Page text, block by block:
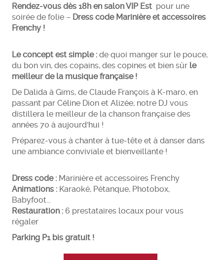
Rendez-vous dès 18h en salon VIP Est pour une
soirée de folie – Dress code Marinière et accessoires
Frenchy !
Le concept est simple : de quoi manger sur le pouce,
du bon vin, des copains, des copines et bien sûr le
meilleur de la musique française !
De Dalida à Gims, de Claude François à K-maro, en
passant par Céline Dion et Alizée, notre DJ vous
distillera le meilleur de la chanson française des
années 70 à aujourd'hui !
Préparez-vous à chanter à tue-tête et à danser dans
une ambiance conviviale et bienveillante !
Dress code : Marinière et accessoires Frenchy
Animations : Karaoké, Pétanque, Photobox,
Babyfoot...
Restauration : 6 prestataires locaux pour vous
régaler
Parking P1 bis gratuit !